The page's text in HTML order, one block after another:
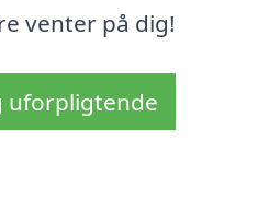
venter på dig!
uforpligtende